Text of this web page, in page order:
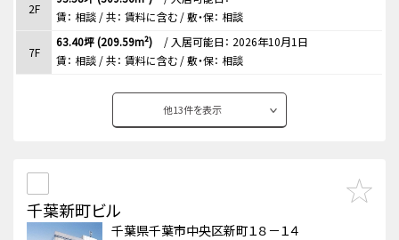
2F
賃： 相談 / 共： 賃料に含む / 敷・保： 相談
7F
63.40坪 (209.59m²) / 入居可能日： 2026年10月1日
賃： 相談 / 共： 賃料に含む / 敷・保： 相談
他13件を表示
千葉新町ビル
千葉県千葉市中央区新町１８－１４